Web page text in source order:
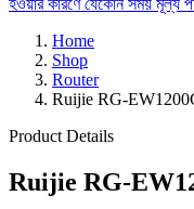
হওয়ার কারণে যেকোন সময় মূল্য
Home
Shop
Router
Ruijie RG-
Product Details
Ruijie RG-